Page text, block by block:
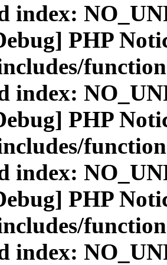
index:
PHP
index:
PHP
index:
PHP
index: